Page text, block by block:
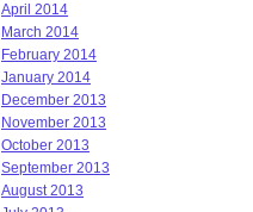
April 2014
March 2014
February 2014
January 2014
December 2013
November 2013
October 2013
September 2013
August 2013